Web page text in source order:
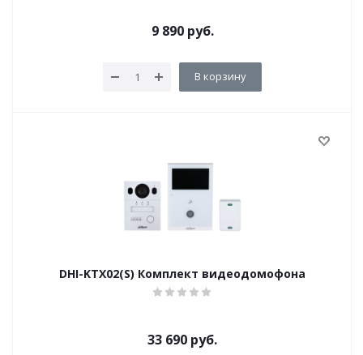
9 890руб.
В корзину
DHI-KTX02(S) Комплект видеодомофона
33 690 руб.